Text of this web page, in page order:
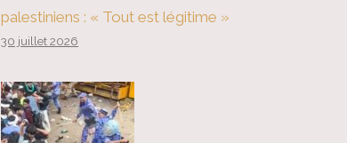
palestiniens : « Tout est légitime »
30 juillet 2026